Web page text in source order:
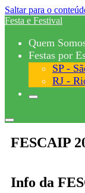
Saltar para o
Festa e Festival
Quem
Festas por
SP -
RJ -
FESCAIP
Info da